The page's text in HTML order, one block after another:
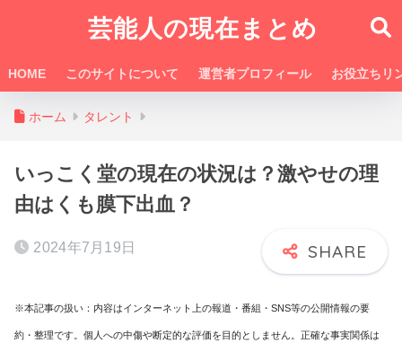
芸能人の現在まとめ
HOME このサイトについて 運営者プロフィール お役立ちリ
ホーム タレント
いっこく堂の現在の状況は？激やせの理
由はくも膜下出血？
2024年7月19日
※本記事の扱い：内容はインターネット上の報道・番組・SNS等の公開情報の要
約・整理です。個人への中傷や断定的な評価を目的としません。正確な事実関係は